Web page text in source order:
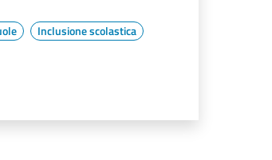
Inclusione scolastica